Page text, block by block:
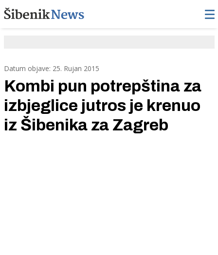
Datum objave: 25. Rujan 2015
Kombi pun potrepština za
izbjeglice jutros je krenuo
iz Šibenika za Zagreb